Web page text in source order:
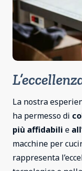
La nostra
ha permesso di
più affidabili e
macchine per
rappresenta